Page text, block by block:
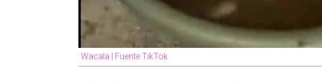
Wacala | Fuente TikTok